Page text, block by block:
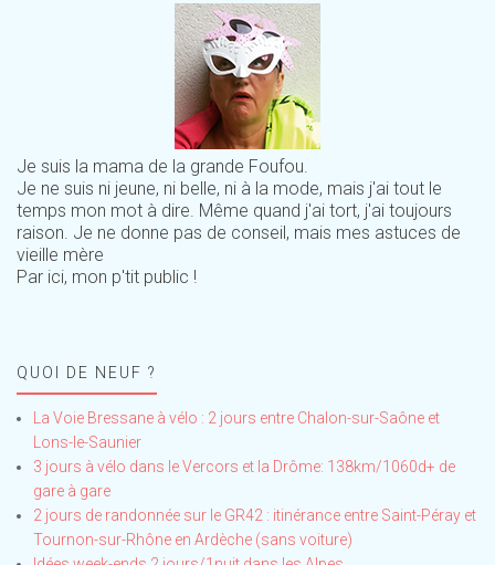
Je suis la mama de la grande Foufou.
Je ne suis ni jeune, ni belle, ni à la mode, mais j'ai tout le
temps mon mot à dire. Même quand j'ai tort, j'ai toujours
raison. Je ne donne pas de conseil, mais mes astuces de
vieille mère
Par ici, mon p'tit public !
QUOI DE NEUF ?
La Voie Bressane à vélo : 2 jours entre Chalon-sur-Saône et
Lons-le-Saunier
3 jours à vélo dans le Vercors et la Drôme: 138km/1060d+ de
gare à gare
2 jours de randonnée sur le GR42 : itinérance entre Saint-Péray et
Tournon-sur-Rhône en Ardèche (sans voiture)